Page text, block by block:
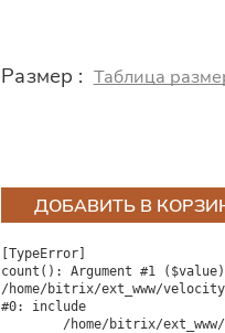
Размер : Таблица
ДОБАВИТЬ В
[TypeError]
count(): Argument #1
/home/bitrix/ext_www/
#0: include